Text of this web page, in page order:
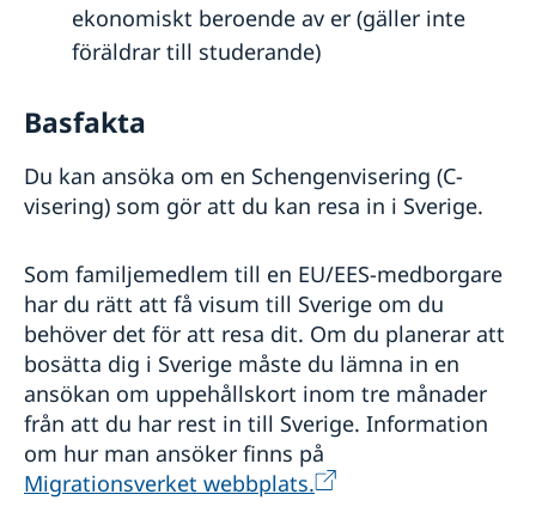
ekonomiskt beroende av er (gäller inte
föräldrar till studerande)
Basfakta
Du kan ansöka om en Schengenvisering (C-
visering) som gör att du kan resa in i Sverige.
Som familjemedlem till en EU/EES-medborgare
har du rätt att få visum till Sverige om du
behöver det för att resa dit. Om du planerar att
bosätta dig i Sverige måste du lämna in en
ansökan om uppehållskort inom tre månader
från att du har rest in till Sverige. Information
om hur man ansöker finns på
Migrationsverket webbplats.